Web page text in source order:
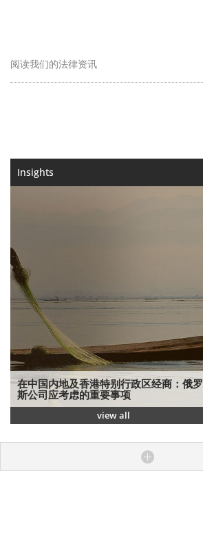
阅读我们的法律资讯
Insights
在中国内地及香港特别行政区经商：俄罗
斯公司应考虑的重要事项
view all